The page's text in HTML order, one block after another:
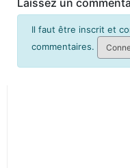
Laissez un
Il faut être inscrit et
commentaires.